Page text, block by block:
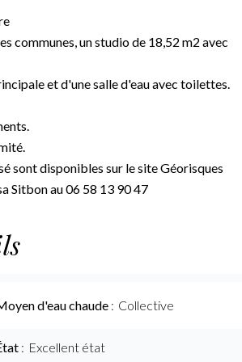
communes, un studio de 18,52 m2 avec
et d'une salle d'eau avec toilettes.
sont disponibles sur le site Géorisques
Sitbon au 06 58 13 90 47
d'eau chaude Collective
Excellent état